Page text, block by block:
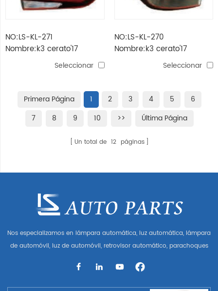
NO:LS-KL-271
Nombre:k3 cerato'17
lámpara de cola led
Seleccionar
NO:LS-KL-270
Nombre:k3 cerato'17
lámpara de cola led
Seleccionar
Primera Página 1 2 3 4 5
6
7
8 9 10 >> Última Página
Un total de 12 páginas
Nos especializamos en lámpara automática, luz automática, lámpara
de automóvil, luz de automóvil, retrovisor automático, parachoques
automático, parte del cuerpo automática, etc. y accesorios de